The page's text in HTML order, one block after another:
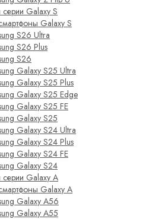
Galaxy S
Galaxy S
S26 Ultra
S26 Plus
S26
Galaxy S25 Ultra
Galaxy S25 Plus
Galaxy S25 Edge
Galaxy S25 FE
Galaxy S25
Galaxy S24 Ultra
Galaxy S24 Plus
Galaxy S24 FE
Galaxy S24
Galaxy A
Galaxy A
Galaxy A56
Galaxy A55